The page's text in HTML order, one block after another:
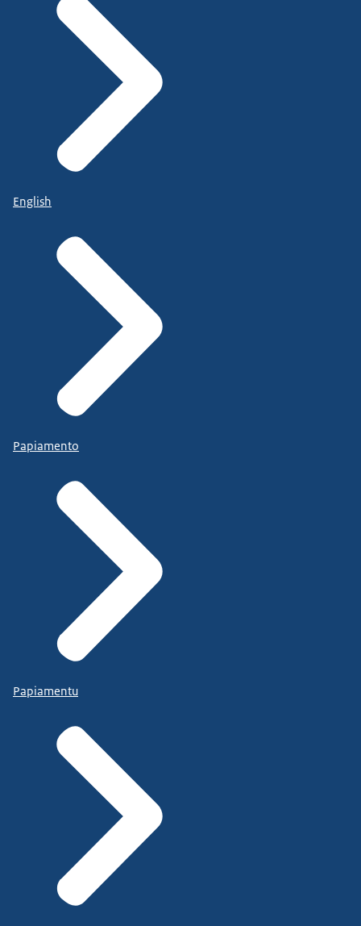
English
Papiamento
Papiamentu